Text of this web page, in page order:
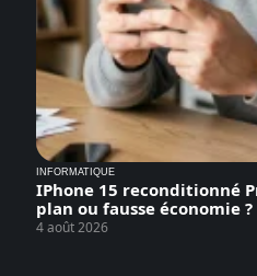
INFORMATIQUE
IPhone 15 reconditionné
plan ou fausse économie ?
4 août 2026